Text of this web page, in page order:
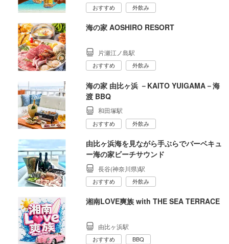
おすすめ 外飲み
海の家 AOSHIRO RESORT
片瀬江ノ島駅
おすすめ 外飲み
海の家 由比ヶ浜 －KAITO YUIGAMA－海
渡 BBQ
和田塚駅
おすすめ 外飲み
由比ヶ浜海を見ながら手ぶらでバーベキュ
ー海の家ビーチサウンド
長谷(神奈川県)駅
おすすめ 外飲み
湘南LOVE爽族 with THE SEA TERRACE
由比ヶ浜駅
おすすめ BBQ